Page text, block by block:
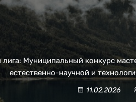
лига: Муниципальный конкурс
естественно-научной и
11.02.2026